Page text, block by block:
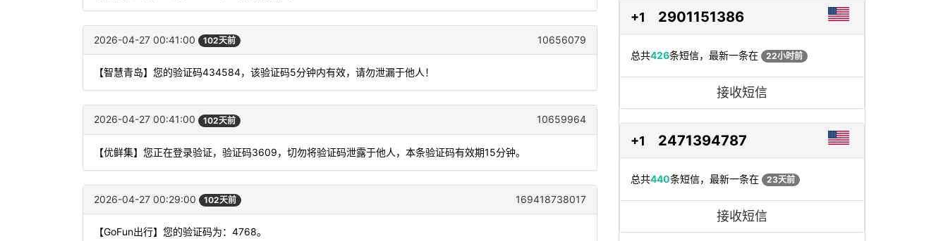
2026-04-27 00:41:00 102天前 10656079
【智慧青岛】您的验证码434584，该验证码5分钟内有效，请勿泄漏于他人！
2026-04-27 00:41:00 102天前 10659964
【优鲜集】您正在登录验证，验证码3609，切勿将验证码泄露于他人，本条验证码有效期15分钟。
2026-04-27 00:29:00 102天前 169418738017
【GoFun出行】您的验证码为：4768。
+1 2901151386
总共426条短信，最新一条在 22小时前
接收短信
+1 2471394787
总共440条短信，最新一条在 23天前
接收短信